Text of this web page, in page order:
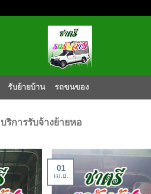
รับย้ายบ้าน รถขนของ
บริการรับจ้างย้ายหอ
01
เม.ย.